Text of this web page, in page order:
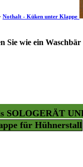
Nothalt - Küken unter Klappe
Sie wie ein
SOLOGERÄT